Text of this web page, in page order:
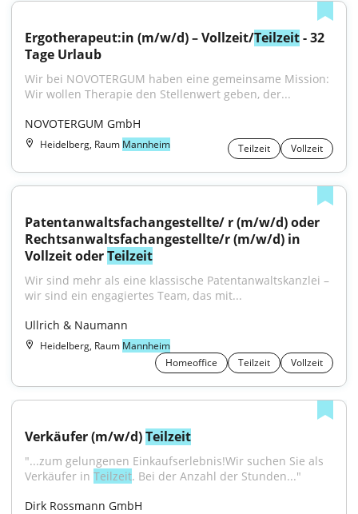
Ergotherapeut:in (m/w/d) – Vollzeit/Teilzeit - 32
Tage Urlaub
Wir bei NOVOTERGUM haben eine gemeinsame Mission:
Wir wollen Therapie den Stellenwert geben, der...
NOVOTERGUM GmbH
Heidelberg, Raum Mannheim Teilzeit Vollzeit
Patentanwaltsfachangestellte/ r (m/w/d) oder
Rechtsanwaltsfachangestellte/r (m/w/d) in
Vollzeit oder Teilzeit
Wir sind mehr als eine klassische Patentanwaltskanzlei –
wir sind ein engagiertes Team, das mit...
Ullrich & Naumann
Heidelberg, Raum Mannheim
Homeoffice
Teilzeit Vollzeit
Verkäufer (m/w/d) Teilzeit
"...zum gelungenen Einkaufserlebnis!Wir suchen Sie als
Verkäufer in Teilzeit. Bei der Anzahl der Stunden..."
Dirk Rossmann GmbH